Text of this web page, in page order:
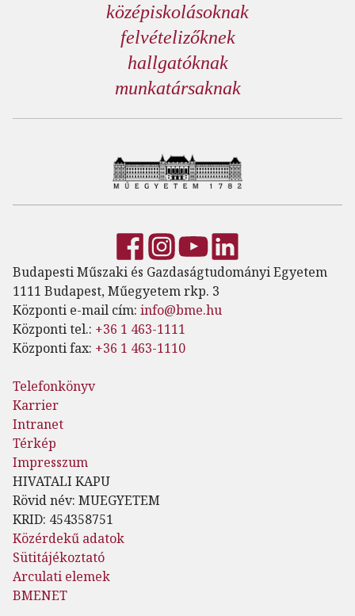
középiskolásoknak
felvételizőknek
hallgatóknak
munkatársaknak
Budapesti Műszaki és Gazdaságtudományi Egyetem
1111 Budapest, Műegyetem rkp. 3
Központi e-mail cím: info@bme.hu
Központi tel.: +36 1 463-1111
Központi fax: +36 1 463-1110
Telefonkönyv
Karrier
Intranet
Térkép
Impresszum
HIVATALI KAPU
Rövid név: MUEGYETEM
KRID: 454358751
Közérdekű adatok
Sütitájékoztató
Arculati elemek
BMENET